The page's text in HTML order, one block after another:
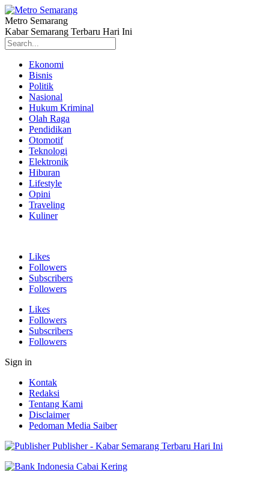
Metro Semarang
Kabar Semarang Terbaru Hari Ini
Ekonomi
Bisnis
Politik
Nasional
Hukum Kriminal
Olah Raga
Pendidikan
Otomotif
Teknologi
Elektronik
Hiburan
Lifestyle
Opini
Traveling
Kuliner
Likes
Followers
Subscribers
Followers
Likes
Followers
Subscribers
Followers
Sign in
Kontak
Redaksi
Tentang Kami
Disclaimer
Pedoman Media Saiber
Publisher - Kabar Semarang Terbaru Hari Ini